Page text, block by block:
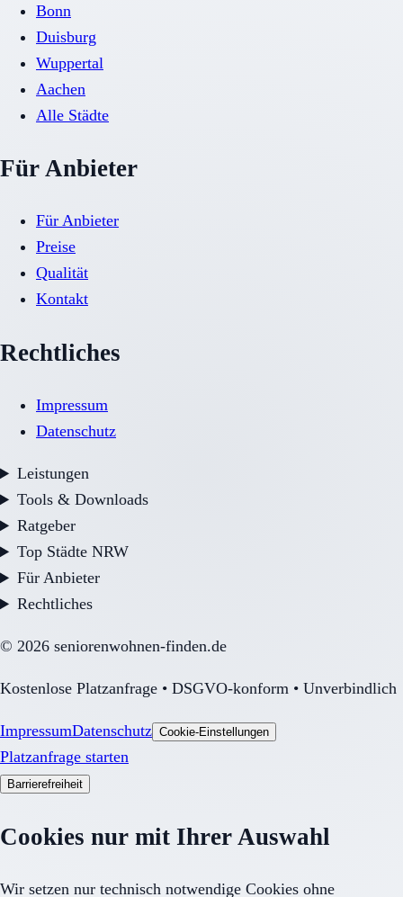
Bonn
Duisburg
Wuppertal
Aachen
Alle Städte
Für Anbieter
Für Anbieter
Preise
Qualität
Kontakt
Rechtliches
Impressum
Datenschutz
Leistungen
Tools & Downloads
Ratgeber
Top Städte NRW
Für Anbieter
Rechtliches
© 2026 seniorenwohnen-finden.de
Kostenlose Platzanfrage • DSGVO-konform • Unverbindlich
ImpressumDatenschutz Cookie-Einstellungen
Platzanfrage starten
Barrierefreiheit
Cookies nur mit Ihrer Auswahl
Wir setzen nur technisch notwendige Cookies ohne